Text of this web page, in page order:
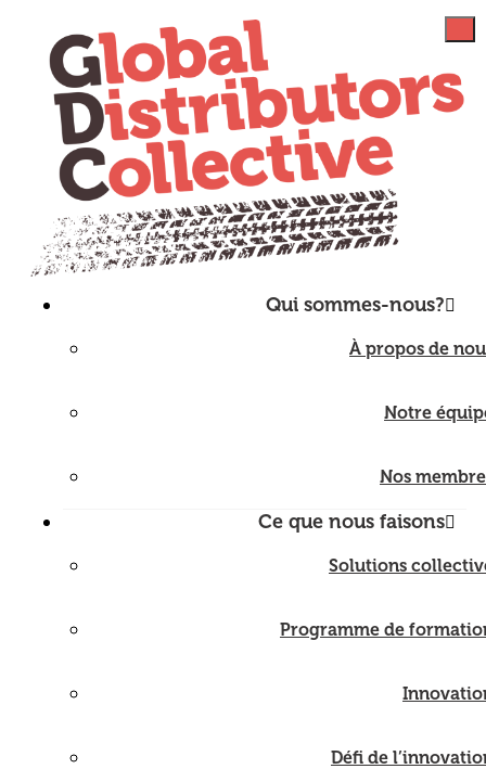
Qui sommes-nous?
À propos de
Notre
Nos
Ce que nous faisons
Solutions
Programme de
Défi de